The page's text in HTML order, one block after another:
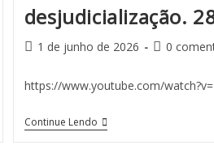
desjudicialização.
1 de junho de 2026 0
https://www.youtube.com/
Continue Lendo